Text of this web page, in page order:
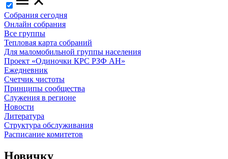
Собрания сегодня
Онлайн собрания
Все группы
Тепловая карта собраний
Для маломобильной группы населения
Проект «Одиночки КРС РЗФ АН»
Ежедневник
Счетчик чистоты
Принципы сообщества
Служения в регионе
Новости
Литература
Структура обслуживания
Расписание комитетов
Новичку